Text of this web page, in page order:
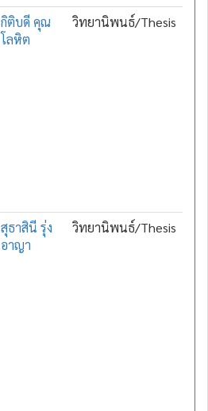
กิติบดี คุณ
โลหิต
วิทยานิพนธ์/Thesis
สุธาสินี รุ่ง
อาญา
วิทยานิพนธ์/Thesis